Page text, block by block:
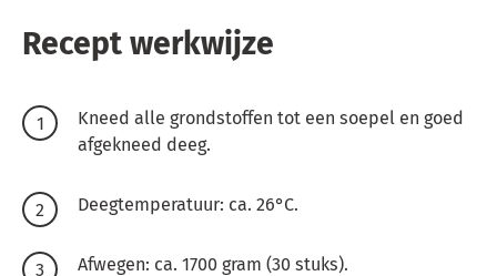
Recept werkwijze
Kneed alle grondstoffen tot een soepel en goed
afgekneed deeg.
Deegtemperatuur: ca. 26°C.
Afwegen: ca. 1700 gram (30 stuks).